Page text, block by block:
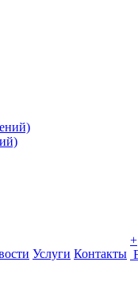
Услуги Контакты
+